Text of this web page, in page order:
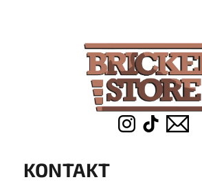
KONTAKT